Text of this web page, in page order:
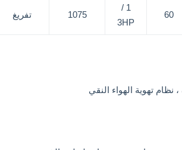
60
1 /
3HP
1075 تفريغ
تهوية الهواء النقي